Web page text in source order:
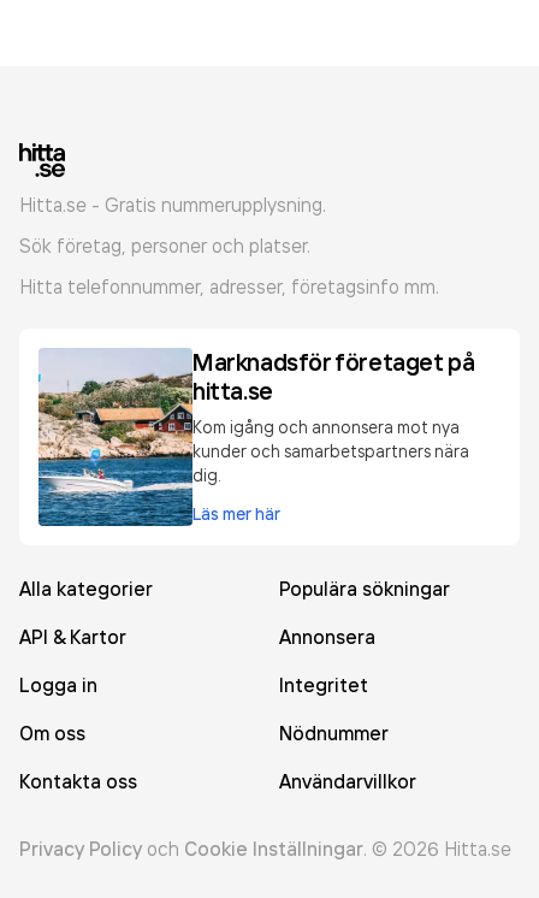
Hitta.se - Gratis nummerupplysning.
Sök företag, personer och platser.
Hitta telefonnummer, adresser, företagsinfo mm.
Marknadsför företaget på
hitta.se
Kom igång och annonsera mot nya
kunder och samarbetspartners nära
dig.
Läs mer här
Alla kategorier
Populära sökningar
API & Kartor
Annonsera
Logga in
Integritet
Om oss
Nödnummer
Kontakta oss
Användarvillkor
Privacy Policy och Cookie Inställningar. © 2026 Hitta.se